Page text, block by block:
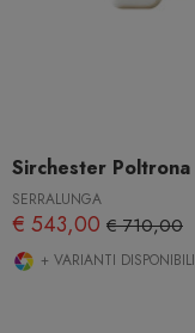
Sirchester Poltrona
SERRALUNGA
€ 543,00 € 710,00
+ VARIANTI DISPONIBILI